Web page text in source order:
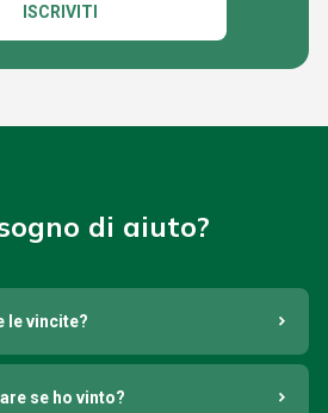
ISCRIVITI
di aiuto?
le vincite?
se ho vinto?